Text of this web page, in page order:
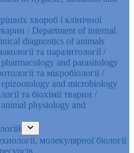
хвороб і клінічної
/ Department of internal
diagnostics of animals
та паразитології /
and parasitology
та мікробіології /
and microbiology
та біохімії тварин /
physiology and
молекулярної біології